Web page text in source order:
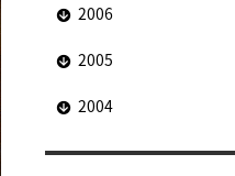
2006
2005
2004